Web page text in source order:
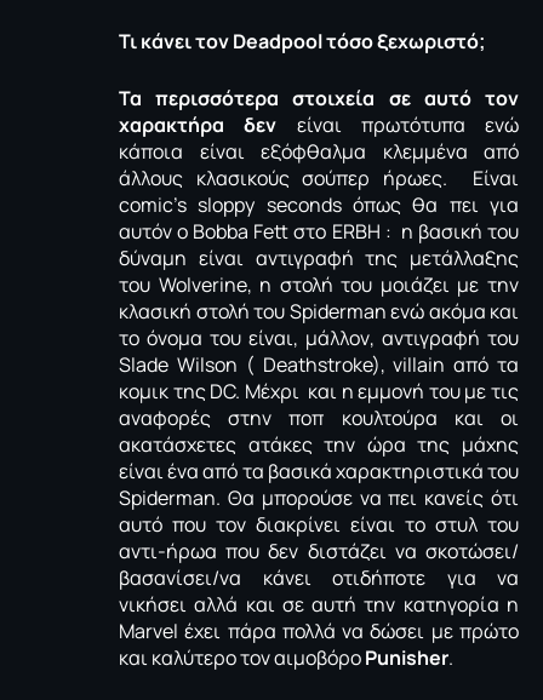
Τι κάνει τον Deadpool τόσο ξεχωριστό;
Τα περισσότερα στοιχεία σε αυτό τον
χαρακτήρα δεν είναι πρωτότυπα ενώ
κάποια είναι εξόφθαλμα κλεμμένα από
άλλους κλασικούς σούπερ ήρωες. Είναι
comic’s sloppy seconds όπως θα πει για
αυτόν ο Bobba Fett στο ΕRBH : η βασική του
δύναμη είναι αντιγραφή της μετάλλαξης
του Wolverine, η στολή του μοιάζει με την
κλασική στολή του Spiderman ενώ ακόμα και
το όνομα του είναι, μάλλον, αντιγραφή του
Slade Wilson ( Deathstroke), villain από τα
κομικ της DC. Μέχρι και η εμμονή του με τις
αναφορές στην ποπ κουλτούρα και οι
ακατάσχετες ατάκες την ώρα της μάχης
είναι ένα από τα βασικά χαρακτηριστικά του
Spiderman. Θα μπορούσε να πει κανείς ότι
αυτό που τον διακρίνει είναι το στυλ του
αντι-ήρωα που δεν διστάζει να σκοτώσει/
βασανίσει/να κάνει οτιδήποτε για να
νικήσει αλλά και σε αυτή την κατηγορία η
Marvel έχει πάρα πολλά να δώσει με πρώτο
και καλύτερο τον αιμοβόροPunisher.